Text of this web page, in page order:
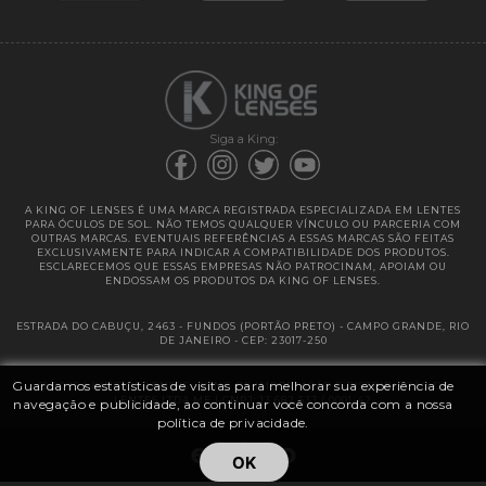
Guardamos estatísticas de visitas para melhorar sua experiência de
navegação e publicidade, ao continuar você concorda com a nossa
política de privacidade.
OK
Siga a King:
A KING OF LENSES É UMA MARCA REGISTRADA ESPECIALIZADA EM LENTES
PARA ÓCULOS DE SOL. NÃO TEMOS QUALQUER VÍNCULO OU PARCERIA COM
OUTRAS MARCAS. EVENTUAIS REFERÊNCIAS A ESSAS MARCAS SÃO FEITAS
EXCLUSIVAMENTE PARA INDICAR A COMPATIBILIDADE DOS PRODUTOS.
ESCLARECEMOS QUE ESSAS EMPRESAS NÃO PATROCINAM, APOIAM OU
ENDOSSAM OS PRODUTOS DA KING OF LENSES.
ESTRADA DO CABUÇU, 2463 - FUNDOS (PORTÃO PRETO) - CAMPO GRANDE, RIO
DE JANEIRO - CEP: 23017-250
@ 2025 | KING OF LENSES - KING OF IMPORTAÇÃO E DISTRIBUIÇÃO DE
LENTES LTDA ME | CNPJ: 13.682.533 / 0001-42